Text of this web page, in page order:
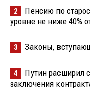
2
Пенсию по
уровне не ниже 40%
3 Законы,
4
Путин расширил
заключения